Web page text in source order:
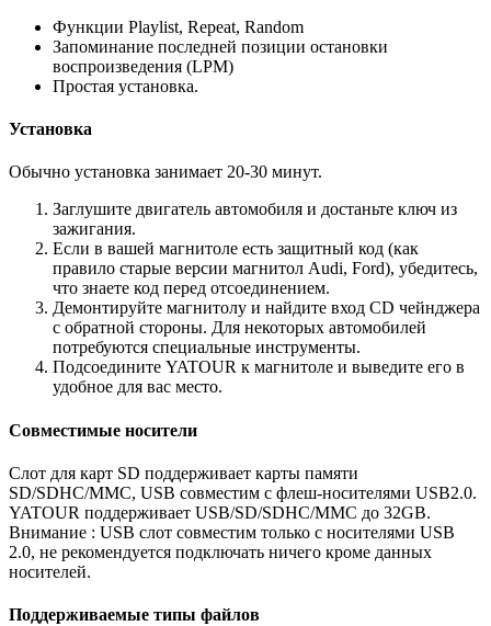
Функции Playlist, Repeat, Random
Запоминание последней позиции остановки
воспроизведения (LPM)
Простая установка.
Установка
Обычно установка занимает 20-30 минут.
Заглушите двигатель автомобиля и достаньте ключ из
зажигания.
Если в вашей магнитоле есть защитный код (как
правило старые версии магнитол Audi, Ford), убедитесь,
что знаете код перед отсоединением.
Демонтируйте магнитолу и найдите вход CD чейнджера
с обратной стороны. Для некоторых автомобилей
потребуются специальные инструменты.
Подсоедините YATOUR к магнитоле и выведите его в
удобное для вас место.
Совместимые носители
Слот для карт SD поддерживает карты памяти
SD/SDHC/MMC, USB совместим с флеш-носителями USB2.0.
YATOUR поддерживает USB/SD/SDHC/MMC до 32GB.
Внимание : USB слот совместим только с носителями USB
2.0, не рекомендуется подключать ничего кроме данных
носителей.
Поддерживаемые типы файлов